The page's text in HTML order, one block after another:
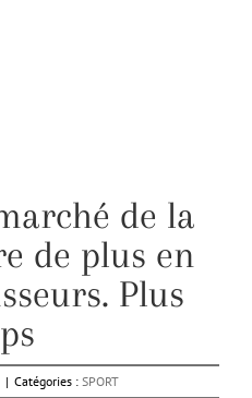
de la
de plus en
Plus
| Catégories : SPORT